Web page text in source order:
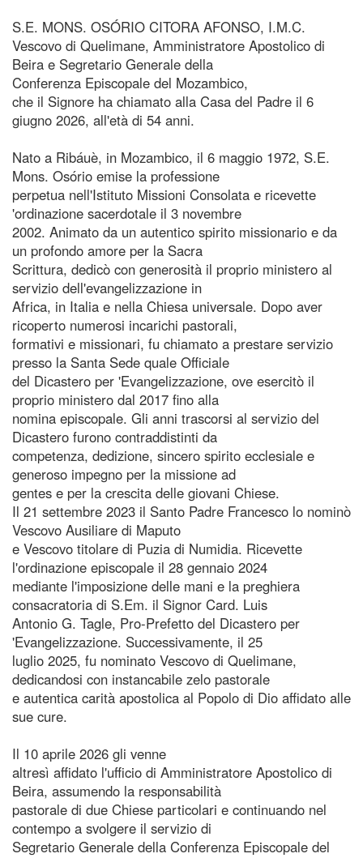
S.E. MONS. OSÓRIO CITORA AFONSO, I.M.C.
Vescovo di Quelimane, Amministratore Apostolico di
Beira e Segretario Generale della
Conferenza Episcopale del Mozambico,
che il Signore ha chiamato alla Casa del Padre il 6
giugno 2026, all'età di 54 anni.
Nato a Ribáuè, in Mozambico, il 6 maggio 1972, S.E.
Mons. Osório emise la professione
perpetua nell'Istituto Missioni Consolata e ricevette
'ordinazione sacerdotale il 3 novembre
2002. Animato da un autentico spirito missionario e da
un profondo amore per la Sacra
Scrittura, dedicò con generosità il proprio ministero al
servizio dell'evangelizzazione in
Africa, in Italia e nella Chiesa universale. Dopo aver
ricoperto numerosi incarichi pastorali,
formativi e missionari, fu chiamato a prestare servizio
presso la Santa Sede quale Officiale
del Dicastero per 'Evangelizzazione, ove esercitò il
proprio ministero dal 2017 fino alla
nomina episcopale. Gli anni trascorsi al servizio del
Dicastero furono contraddistinti da
competenza, dedizione, sincero spirito ecclesiale e
generoso impegno per la missione ad
gentes e per la crescita delle giovani Chiese.
Il 21 settembre 2023 il Santo Padre Francesco lo nominò
Vescovo Ausiliare di Maputo
e Vescovo titolare di Puzia di Numidia. Ricevette
l'ordinazione episcopale il 28 gennaio 2024
mediante l'imposizione delle mani e la preghiera
consacratoria di S.Em. il Signor Card. Luis
Antonio G. Tagle, Pro-Prefetto del Dicastero per
'Evangelizzazione. Successivamente, il 25
luglio 2025, fu nominato Vescovo di Quelimane,
dedicandosi con instancabile zelo pastorale
e autentica carità apostolica al Popolo di Dio affidato alle
sue cure.
Il 10 aprile 2026 gli venne
altresì affidato l'ufficio di Amministratore Apostolico di
Beira, assumendo la responsabilità
pastorale di due Chiese particolari e continuando nel
contempo a svolgere il servizio di
Segretario Generale della Conferenza Episcopale del